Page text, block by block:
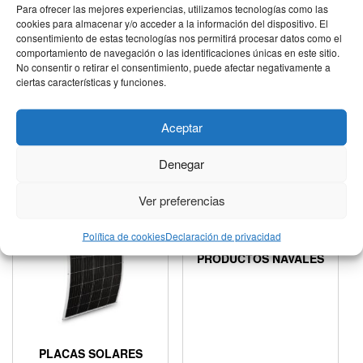
Para ofrecer las mejores experiencias, utilizamos tecnologías como las
cookies para almacenar y/o acceder a la información del dispositivo. El
consentimiento de estas tecnologías nos permitirá procesar datos como el
comportamiento de navegación o las identificaciones únicas en este sitio.
No consentir o retirar el consentimiento, puede afectar negativamente a
ciertas características y funciones.
Aceptar
Denegar
Ver preferencias
Política de cookiesDeclaración de privacidad
KIT AUTOCONSUMO
NEVERAS
PLACAS SOLARES
PRODUCTOS NAVALES